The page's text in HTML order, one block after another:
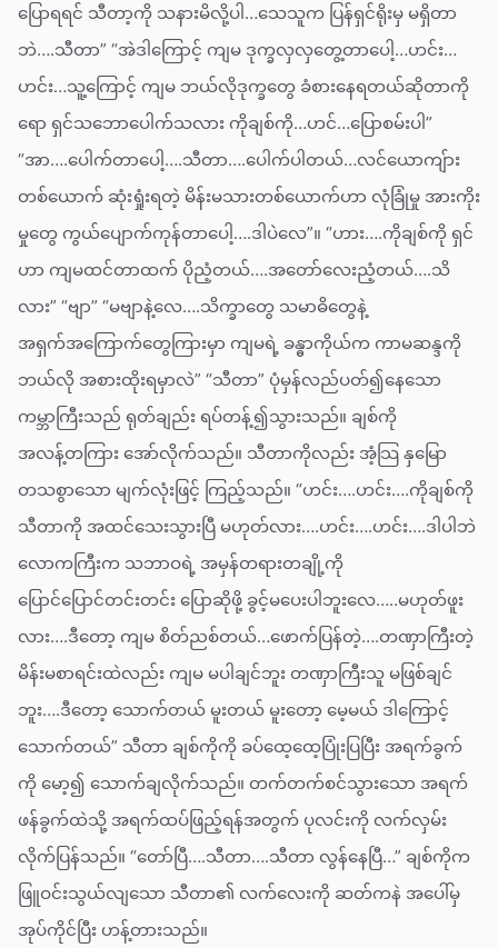
ပြောရရင် သီတာ့ကို သနားမိလို့ပါ…သေသူက ပြန်ရှင်ရိုးမှ မရှိတာ
ဘဲ….သီတာ” “အဲဒါကြောင့် ကျမ ဒုက္ခလှလှတွေ့တာပေါ့…ဟင်း…
ဟင်း…သူ့ကြောင့် ကျမ ဘယ်လိုဒုက္ခတွေ ခံစားနေရတယ်ဆိုတာကို
ရော ရှင်သဘောပေါက်သလား ကိုချစ်ကို…ဟင်…ပြောစမ်းပါ”
“အာ….ပေါက်တာပေါ့….သီတာ….ပေါက်ပါတယ်…လင်ယောကျ်ား
တစ်ယောက် ဆုံးရှုံးရတဲ့ မိန်းမသားတစ်ယောက်ဟာ လုံခြုံမှု အားကိုး
မှုတွေ ကွယ်ပျောက်ကုန်တာပေါ့….ဒါပဲလေ”။ “ဟား….ကိုချစ်ကို ရှင်
ဟာ ကျမထင်တာထက် ပိုညံ့တယ်….အတော်လေးညံ့တယ်….သိ
လား” “ဗျာ” “မဗျာနဲ့လေ….သိက္ခာတွေ သမာဓိတွေနဲ့
အရှက်အကြောက်တွေကြားမှာ ကျမရဲ့ ခန္ဓာကိုယ်က ကာမဆန္ဒကို
ဘယ်လို အစားထိုးရမှာလဲ” “သီတာ” ပုံမှန်လည်ပတ်၍နေသော
ကမ္ဘာကြီးသည် ရုတ်ချည်း ရပ်တန့်၍သွားသည်။ ချစ်ကို
အလန့်တကြား အော်လိုက်သည်။ သီတာကိုလည်း အံ့သြ နှမြော
တသစွာသော မျက်လုံးဖြင့် ကြည့်သည်။ “ဟင်း….ဟင်း….ကိုချစ်ကို
သီတာကို အထင်သေးသွားပြီ မဟုတ်လား….ဟင်း….ဟင်း….ဒါပါဘဲ
လောကကြီးက သဘာဝရဲ့ အမှန်တရားတချို့ကို
ပြောင်ပြောင်တင်းတင်း ပြောဆိုဖို့ ခွင့်မပေးပါဘူးလေ…..မဟုတ်ဖူး
လား….ဒီတော့ ကျမ စိတ်ညစ်တယ်…ဖောက်ပြန်တဲ့….တဏှာကြီးတဲ့
မိန်းမစာရင်းထဲလည်း ကျမ မပါချင်ဘူး တဏှာကြီးသူ မဖြစ်ချင်
ဘူး….ဒီတော့ သောက်တယ် မူးတယ် မူးတော့ မေ့မယ် ဒါကြောင့်
သောက်တယ်” သီတာ ချစ်ကိုကို ခပ်ထေ့ထေ့ပြုံးပြပြီး အရက်ခွက်
ကို မော့၍ သောက်ချလိုက်သည်။ တက်တက်စင်သွားသော အရက်
ဖန်ခွက်ထဲသို့ အရက်ထပ်ဖြည့်ရန်အတွက် ပုလင်းကို လက်လှမ်း
လိုက်ပြန်သည်။ “တော်ပြီ….သီတာ….သီတာ လွန်နေပြီ…” ချစ်ကိုက
ဖြူဝင်းသွယ်လျသော သီတာ၏ လက်လေးကို ဆတ်ကနဲ အပေါ်မှ
အုပ်ကိုင်ပြီး ဟန့်တားသည်။